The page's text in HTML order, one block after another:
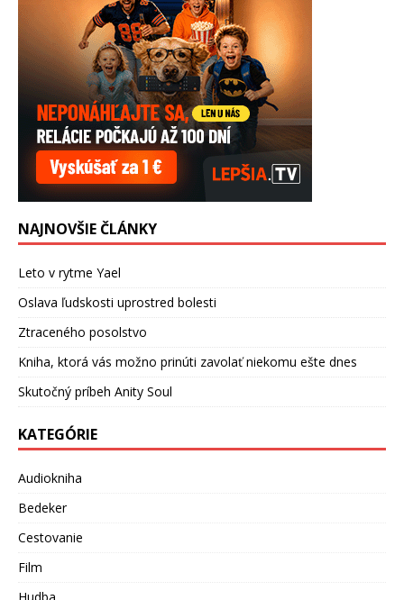
NAJNOVŠIE ČLÁNKY
Leto v rytme Yael
Oslava ľudskosti uprostred bolesti
Ztraceného posolstvo
Kniha, ktorá vás možno prinúti zavolať niekomu ešte dnes
Skutočný príbeh Anity Soul
KATEGÓRIE
Audiokniha
Bedeker
Cestovanie
Film